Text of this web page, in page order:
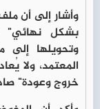
وأشار إلى أن
بشكل نهائي"
وتحويلها
المعتمد، ولا
خروج وعودة"